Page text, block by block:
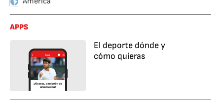
APPS
El deporte dónde y
cómo quieras